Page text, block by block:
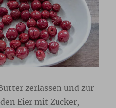
zerlassen und zur
Eier mit Zucker,